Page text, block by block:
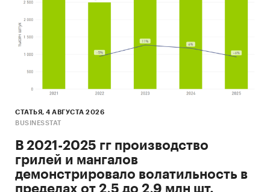
СТАТЬЯ, 4 АВГУСТА 2026
BUSINESSTAT
В 2021-2025 гг производство
грилей и мангалов
демонстрировало волатильность в
пределах от 2,5 до 2,9 млн шт.